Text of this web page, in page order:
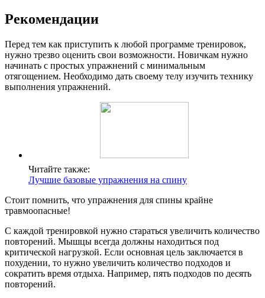
Рекомендации
Перед тем как приступить к любой программе тренировок,
нужно трезво оценить свои возможности. Новичкам нужно
начинать с простых упражнений с минимальным
отягощением. Необходимо дать своему телу изучить технику
выполнения упражнений.
Читайте также:
Лучшие базовые упражнения на спину
Стоит помнить, что упражнения для спины крайне
травмоопасные!
С каждой тренировкой нужно стараться увеличить количество
повторений. Мышцы всегда должны находиться под
критической нагрузкой. Если основная цель заключается в
похудении, то нужно увеличить количество подходов и
сократить время отдыха. Например, пять подходов по десять
повторений.